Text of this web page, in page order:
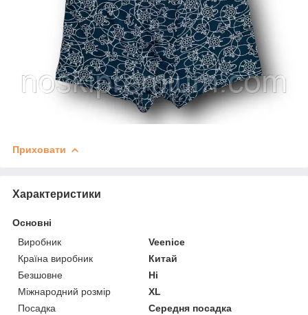
Приховати
Характеристики
Основні
Виробник
Veenice
Країна виробник
Китай
Безшовне
Ні
Міжнародний розмір
XL
Посадка
Середня посадка